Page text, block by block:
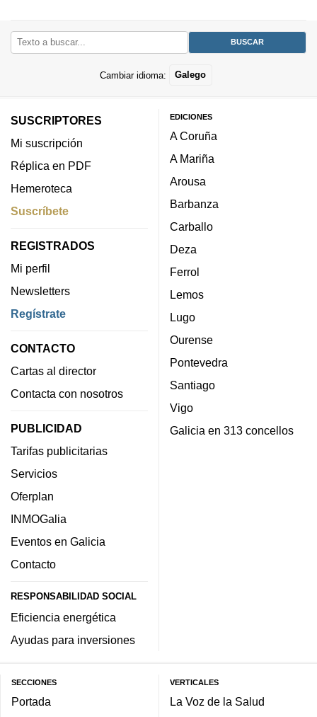
Cambiar idioma: Galego
SUSCRIPTORES
Mi suscripción
Réplica en PDF
Hemeroteca
Suscríbete
REGISTRADOS
Mi perfil
Newsletters
Regístrate
CONTACTO
Cartas al director
Contacta con nosotros
PUBLICIDAD
Tarifas publicitarias
Servicios
Oferplan
INMOGalia
Eventos en Galicia
Contacto
RESPONSABILIDAD SOCIAL
Eficiencia energética
Ayudas para inversiones
EDICIONES
A Coruña
A Mariña
Arousa
Barbanza
Carballo
Deza
Ferrol
Lemos
Lugo
Ourense
Pontevedra
Santiago
Vigo
Galicia en 313 concellos
SECCIONES
Portada
VERTICALES
La Voz de la Salud